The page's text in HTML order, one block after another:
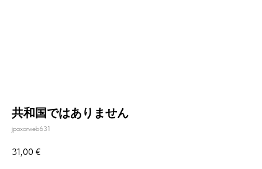
共和国ではありません
jpaxorweb631
31,00 €